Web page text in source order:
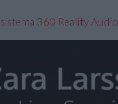
360 Reality Audio